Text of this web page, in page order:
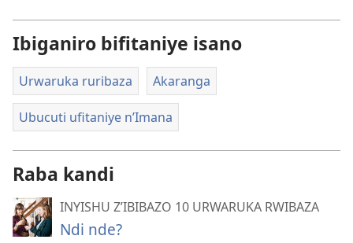
Ibiganiro bifitaniye isano
Urwaruka ruribaza Akaranga
Ubucuti ufitaniye n’Imana
Raba kandi
INYISHU Z’IBIBAZO 10 URWARUKA RWIBAZA
Ndi nde?